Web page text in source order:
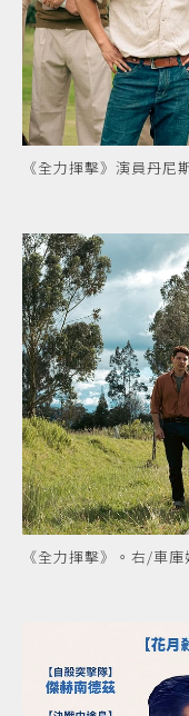
《全力揮擊》演員丹
《全力揮擊》。右/車庫